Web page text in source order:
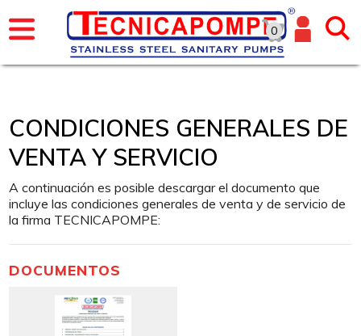
0
CONDICIONES GENERALES DE
VENTA Y SERVICIO
A continuación es posible descargar el documento que
incluye las condiciones generales de venta y de servicio de
la firma TECNICAPOMPE:
DOCUMENTOS